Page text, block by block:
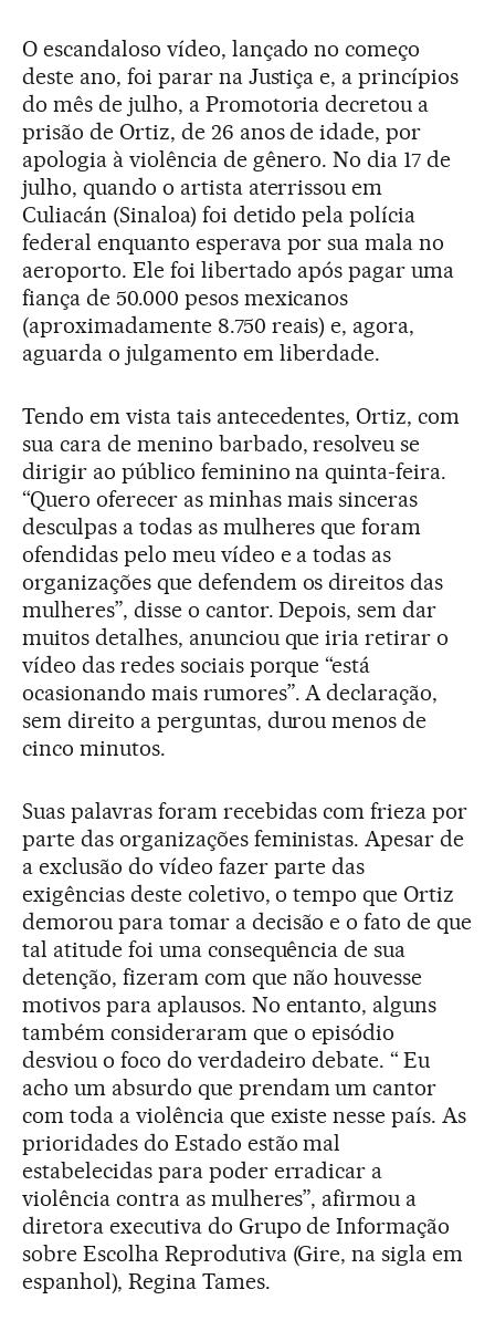
O escandaloso vídeo, lançado no começo
deste ano, foi parar na Justiça e, a princípios
do mês de julho, a Promotoria decretou a
prisão de Ortiz, de 26 anos de idade, por
apologia à violência de gênero. No dia 17 de
julho, quando o artista aterrissou em
Culiacán (Sinaloa) foi detido pela polícia
federal enquanto esperava por sua mala no
aeroporto. Ele foi libertado após pagar uma
fiança de 50.000 pesos mexicanos
(aproximadamente 8.750 reais) e, agora,
aguarda o julgamento em liberdade.
Tendo em vista tais antecedentes, Ortiz, com
sua cara de menino barbado, resolveu se
dirigir ao público feminino na quinta-feira.
“Quero oferecer as minhas mais sinceras
desculpas a todas as mulheres que foram
ofendidas pelo meu vídeo e a todas as
organizações que defendem os direitos das
mulheres”, disse o cantor. Depois, sem dar
muitos detalhes, anunciou que iria retirar o
vídeo das redes sociais porque “está
ocasionando mais rumores”. A declaração,
sem direito a perguntas, durou menos de
cinco minutos.
Suas palavras foram recebidas com frieza por
parte das organizações feministas. Apesar de
a exclusão do vídeo fazer parte das
exigências deste coletivo, o tempo que Ortiz
demorou para tomar a decisão e o fato de que
tal atitude foi uma consequência de sua
detenção, fizeram com que não houvesse
motivos para aplausos. No entanto, alguns
também consideraram que o episódio
desviou o foco do verdadeiro debate. “ Eu
acho um absurdo que prendam um cantor
com toda a violência que existe nesse país. As
prioridades do Estado estão mal
estabelecidas para poder erradicar a
violência contra as mulheres”, afirmou a
diretora executiva do Grupo de Informação
sobre Escolha Reprodutiva (Gire, na sigla em
espanhol), Regina Tames.